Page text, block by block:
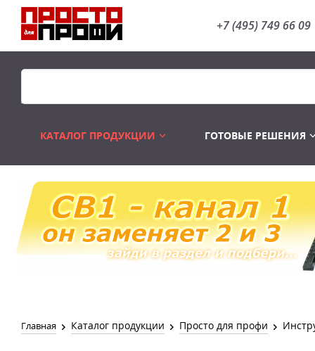
+7 (495) 749 66 09
КАТАЛОГ ПРОДУКЦИИ
Распродажа Лампы
ГОТОВЫЕ РЕШЕНИЯ
Главная Каталог продукции Просто для профи